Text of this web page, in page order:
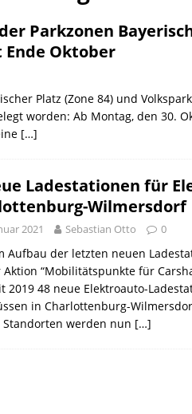
Parkzonen
Oktober
Platz (Zone 84) und
worden: Ab Montag, den 30.
[…]
Ladestationen für
Wilmersdorf
2021 Sebastian Otto 0
Aufbau der letzten neuen
Aktion “Mobilitätspunkte für
2019 48 neue Elektroauto-
in Charlottenburg-
werden nun […]